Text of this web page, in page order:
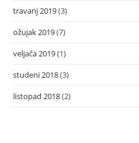
travanj 2019(3)
ožujak 2019(7)
veljača 2019(1)
studeni 2018(3)
listopad 2018(2)